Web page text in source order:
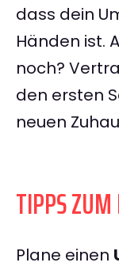
dass dein
Händen ist.
noch?
den ersten
neuen
TIPPS ZUM
Plane einen